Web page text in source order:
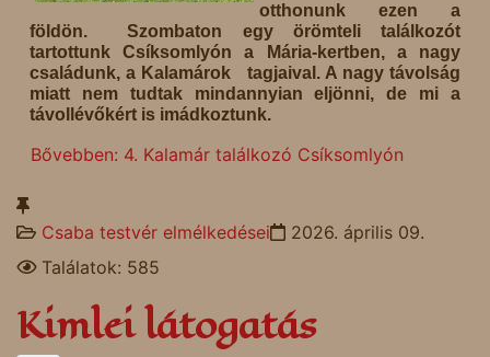
otthonunk ezen a
földön. Szombaton egy örömteli találkozót
tartottunk Csíksomlyón a Mária-kertben, a nagy
családunk, a Kalamárok tagjaival. A nagy távolság
miatt nem tudtak mindannyian eljönni, de mi a
távollévőkért is imádkoztunk.
Bővebben: 4. Kalamár találkozó Csíksomlyón
Csaba testvér elmélkedései
2026. április 09.
Találatok: 585
Kimlei látogatás